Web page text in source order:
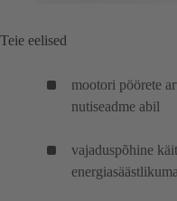
Teie eelised
mootori pöörete
nutiseadme abil
vajaduspõhine